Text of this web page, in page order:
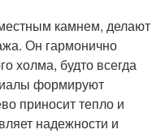
камнем, делают
Он гармонично
холма, будто всегда
формируют
приносит тепло и
надежности и